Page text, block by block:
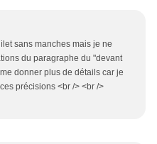
sans manches mais je ne
du paragraphe du "devant
donner plus de détails car je
précisions <br /> <br />